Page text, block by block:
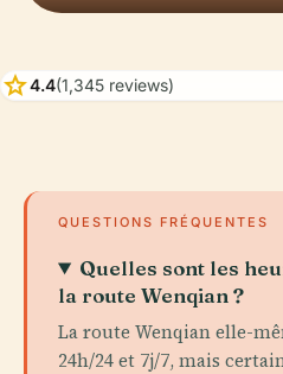
star4.4(1,345 reviews)
QUESTIONS FRÉQUENTES
Quelles sont les
la route Wenqian ?
La route Wenqian elle-
24h/24 et 7j/7, mais